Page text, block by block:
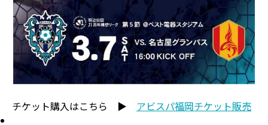
チケット購入はこちら ▶ アビスパ福岡チケット販売